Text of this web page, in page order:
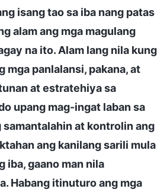
isang tao sa iba nang patas
alam ang mga magulang
na ito. Alam lang nila kung
mga panlalansi, pakana, at
at estratehiya sa
upang mag-ingat laban sa
samantalahin at kontrolin ang
ang kanilang sarili mula
iba, gaano man nila
Habang itinuturo ang mga